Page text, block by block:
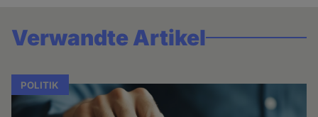
Verwandte Artikel
POLITIK